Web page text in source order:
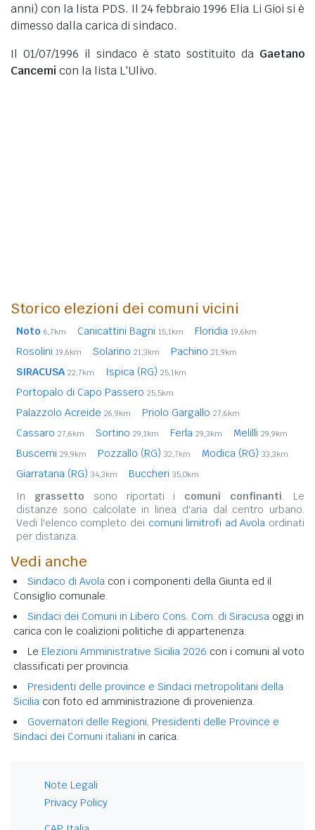
anni) con la lista PDS. Il 24 febbraio 1996 Elia Li Gioi si è
dimesso dalla carica di sindaco.
Il 01/07/1996 il sindaco è stato sostituito da Gaetano
Cancemi con la lista L'Ulivo.
Storico elezioni dei comuni vicini
Noto 6,7km Canicattini Bagni 15,1km Floridia 19,6km
Rosolini 19,6km Solarino 21,3km Pachino 21,9km
SIRACUSA 22,7km Ispica (RG) 25,1km
Portopalo di Capo Passero 25,5km
Palazzolo Acreide 26,9km Priolo Gargallo 27,6km
Cassaro 27,6km Sortino 29,1km Ferla 29,3km Melilli 29,9km
Buscemi 29,9km Pozzallo (RG) 32,7km Modica (RG) 33,3km
Giarratana (RG) 34,3km Buccheri 35,0km
In grassetto sono riportati i comuni confinanti. Le
distanze sono calcolate in linea d'aria dal centro urbano.
Vedi l'elenco completo dei comuni limitrofi ad Avola ordinati
per distanza.
Vedi anche
Sindaco di Avola con i componenti della Giunta ed il
Consiglio comunale.
Sindaci dei Comuni in Libero Cons. Com. di Siracusa oggi in
carica con le coalizioni politiche di appartenenza.
Le Elezioni Amministrative Sicilia 2026 con i comuni al voto
classificati per provincia.
Presidenti delle province e Sindaci metropolitani della
Sicilia con foto ed amministrazione di provenienza.
Governatori delle Regioni, Presidenti delle Province e
Sindaci dei Comuni italiani in carica.
Note Legali
Privacy Policy